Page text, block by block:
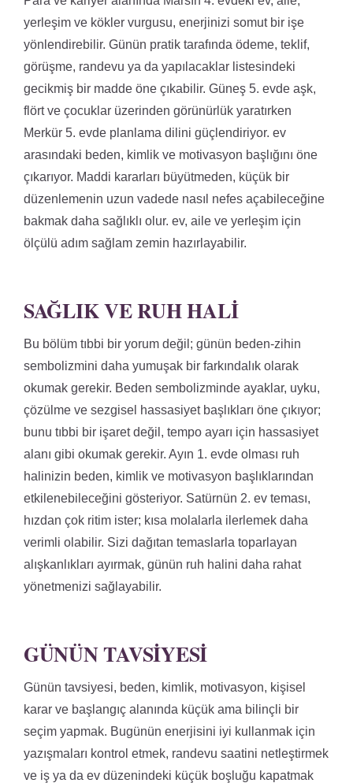
yerleşim ve kökler vurgusu, enerjinizi somut bir işe
yönlendirebilir. Günün pratik tarafında ödeme, teklif,
görüşme, randevu ya da yapılacaklar listesindeki
gecikmiş bir madde öne çıkabilir. Güneş 5. evde aşk,
flört ve çocuklar üzerinden görünürlük yaratırken
Merkür 5. evde planlama dilini güçlendiriyor. ev
arasındaki beden, kimlik ve motivasyon başlığını öne
çıkarıyor. Maddi kararları büyütmeden, küçük bir
düzenlemenin uzun vadede nasıl nefes açabileceğine
bakmak daha sağlıklı olur. ev, aile ve yerleşim için
ölçülü adım sağlam zemin hazırlayabilir.
SAĞLIK VE RUH HALI
Bu bölüm tıbbi bir yorum değil; günün beden-zihin
sembolizmini daha yumuşak bir farkındalık olarak
okumak gerekir. Beden sembolizminde ayaklar, uyku,
çözülme ve sezgisel hassasiyet başlıkları öne çıkıyor;
bunu tıbbi bir işaret değil, tempo ayarı için hassasiyet
alanı gibi okumak gerekir. Ayın 1. evde olması ruh
halinizin beden, kimlik ve motivasyon başlıklarından
etkilenebileceğini gösteriyor. Satürnün 2. ev teması,
hızdan çok ritim ister; kısa molalarla ilerlemek daha
verimli olabilir. Sizi dağıtan temaslarla toparlayan
alışkanlıkları ayırmak, günün ruh halini daha rahat
yönetmenizi sağlayabilir.
GÜNÜN TAVSIYESI
Günün tavsiyesi, beden, kimlik, motivasyon, kişisel
karar ve başlangıç alanında küçük ama bilinçli bir
seçim yapmak. Bugünün enerjisini iyi kullanmak için
yazışmaları kontrol etmek, randevu saatini netleştirmek
ve iş ya da ev düzenindeki küçük boşluğu kapatmak